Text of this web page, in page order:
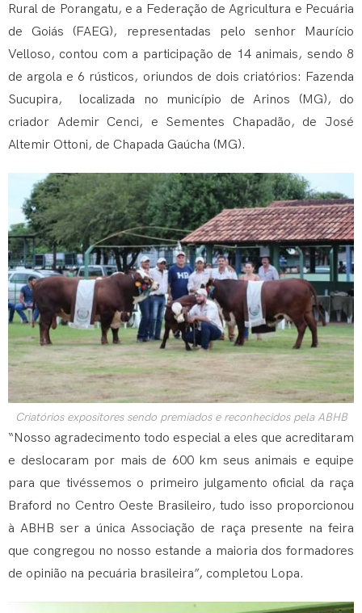
Rural de Porangatu, e a Federação de Agricultura e Pecuária
de Goiás (FAEG), representadas pelo senhor Maurício
Velloso, contou com a participação de 14 animais, sendo 8
de argola e 6 rústicos, oriundos de dois criatórios: Fazenda
Sucupira, localizada no município de Arinos (MG), do
criador Ademir Cenci, e Sementes Chapadão, de José
Altemir Ottoni, de Chapada Gaúcha (MG).
Criatórios expositores sendo premiados e reconhecidos pela ABHB
“Nosso agradecimento todo especial a eles que acreditaram
e deslocaram por mais de 600 km seus animais e equipe
para que tivéssemos o primeiro julgamento oficial da raça
Braford no Centro Oeste Brasileiro, tudo isso proporcionou
à ABHB ser a única Associação de raça presente na feira
que congregou no nosso estande a maioria dos formadores
de opinião na pecuária brasileira”, completou Lopa.